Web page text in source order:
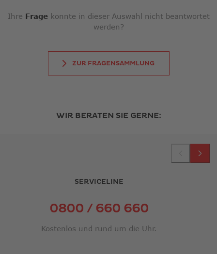
Ihre Frage konnte in dieser Auswahl nicht beantwortet
werden?
ZUR FRAGENSAMMLUNG
WIR BERATEN SIE GERNE:
SERVICELINE
0800 / 660 660LINK
ÖFFNET
Kostenlos und rund um die Uhr.